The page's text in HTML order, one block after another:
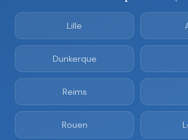
Lille
Dunkerque
Reims
Rouen